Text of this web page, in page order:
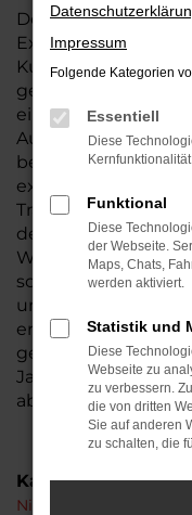
Der Nissan Micra
Expertinnen und
Kundschaft aus
geschätzt. Dieses
ein exzellentes
Autohaus Lisson
besondere Vorteile
existiert seit 1974,
der Wetterau
Weg zu uns nicht
schon von uns
uns persönlich
erhalten Sie auf
gebraucht. Hinzu
Jahreswagen, die
abrunden.
Kategorie
Nissan Micra
Impressum
Folgende Kategorien
Essentiell
Diese
Funktional
Diese
der Webseite.
Maps, Chats,
werden aktiviert.
Statistik und
Diese
Webseite zu
zu verbessern.
die von dritten
Sie auf anderen
zu schalten, die